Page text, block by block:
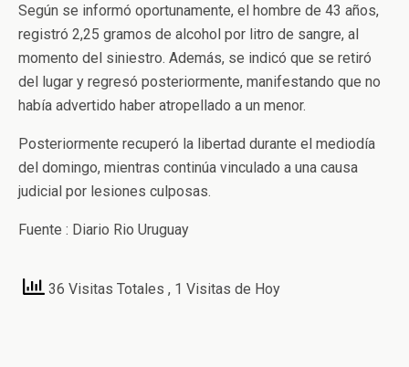
Según se informó oportunamente, el hombre de 43 años,
registró 2,25 gramos de alcohol por litro de sangre, al
momento del siniestro. Además, se indicó que se retiró
del lugar y regresó posteriormente, manifestando que no
había advertido haber atropellado a un menor.
Posteriormente recuperó la libertad durante el mediodía
del domingo, mientras continúa vinculado a una causa
judicial por lesiones culposas.
Fuente : Diario Rio Uruguay
36 Visitas Totales , 1 Visitas de Hoy